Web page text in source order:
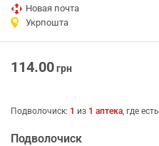
Новая почта
Укрпошта
114.00грн
Подволочиск: 1 из 1 аптека, где есть
Подволочиск